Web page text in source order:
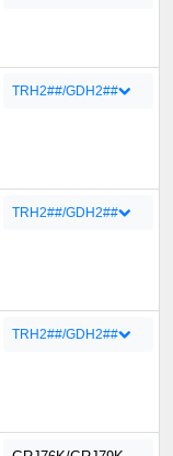
TRH2##/GDH2##
TRH2##/GDH2##
TRH2##/GDH2##